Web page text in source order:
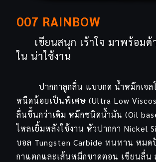
007 RAINBOW
เขียนสนุก เร้าใจ มาพร้อมด้
ใน น่าใช้งาน
ปากกาลูกลื่น แบบกด น้ำหมึกเจล
หนืดน้อยเป็นพิเศษ (Ultra Low
ลื่นขึ้นกว่าเดิม หมึกชนิดน้ำมัน (Oil
ไหลเยิ้มหลังใช้งาน หัวปากกา Nickel
บอล Tungsten Carbide ทนทาน หม
กาแตกและเส้นหมึกขาดตอน เขียนลื่น